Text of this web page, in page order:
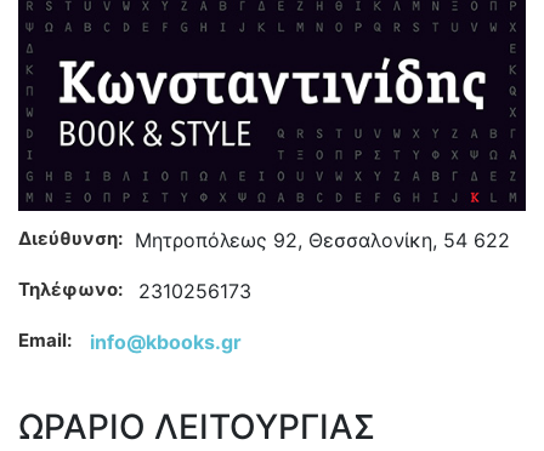
Διεύθυνση: Μητροπόλεως 92, Θεσσαλονίκη, 54 622
Τηλέφωνο: 2310256173
Email: info@kbooks.gr
ΩΡΑΡΙΟ ΛΕΙΤΟΥΡΓΙΑΣ